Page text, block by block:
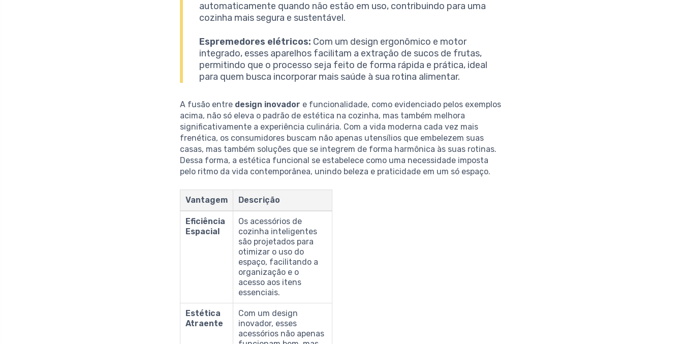
automaticamente quando não estão em uso, contribuindo para uma
cozinha mais segura e sustentável.
Espremedores elétricos: Com um design ergonômico e motor
integrado, esses aparelhos facilitam a extração de sucos de frutas,
permitindo que o processo seja feito de forma rápida e prática, ideal
para quem busca incorporar mais saúde à sua rotina alimentar.
A fusão entre design inovador e funcionalidade, como evidenciado pelos exemplos
acima, não só eleva o padrão de estética na cozinha, mas também melhora
significativamente a experiência culinária. Com a vida moderna cada vez mais
frenética, os consumidores buscam não apenas utensílios que embelezem suas
casas, mas também soluções que se integrem de forma harmônica às suas rotinas.
Dessa forma, a estética funcional se estabelece como uma necessidade imposta
pelo ritmo da vida contemporânea, unindo beleza e praticidade em um só espaço.
Vantagem Descrição
Eficiência
Espacial
Os acessórios de
cozinha inteligentes
são projetados para
otimizar o uso do
espaço, facilitando a
organização e o
acesso aos itens
essenciais.
Estética
Atraente
Com um design
inovador, esses
acessórios não apenas